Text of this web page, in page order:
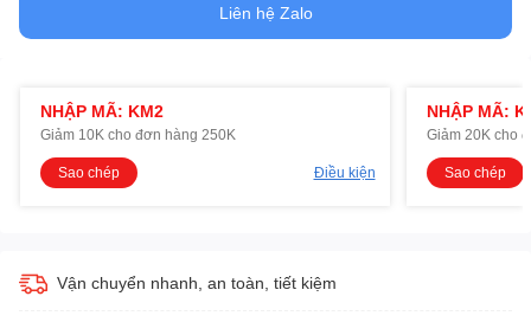
Liên hệ Zalo
NHẬP MÃ: KM2
Giảm 10K cho đơn hàng 250K
Sao chép Điều kiện
NHẬP MÃ:
Giảm 20K cho
Sao chép
Vận chuyển nhanh, an toàn, tiết kiệm